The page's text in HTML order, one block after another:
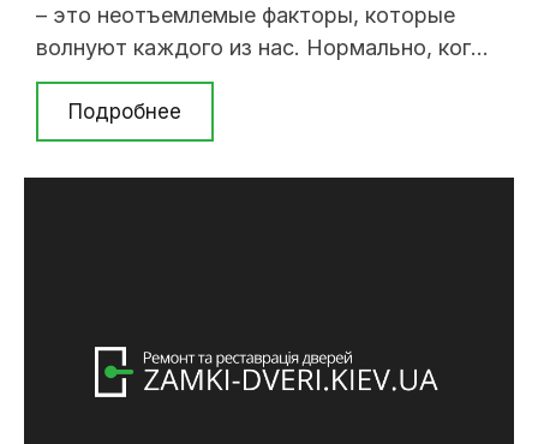
– это неотъемлемые факторы, которые
волнуют каждого из нас. Нормально, когда
близкие вам люди ограждены от бед, а
любые материальные ценности от кражи.
Поэтому, грамотный хозяин квартиры или
частного дома, в первую очередь,
Подробнее